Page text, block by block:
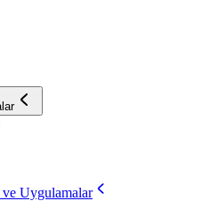
Uygulamalar